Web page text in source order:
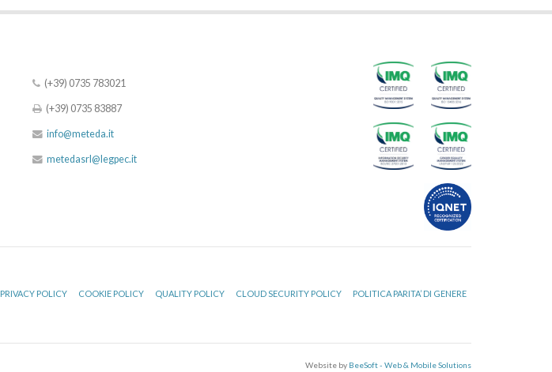
(+39) 0735 783021
(+39) 0735 83887
info@meteda.it
metedasrl@legpec.it
PRIVACY POLICY COOKIE POLICY QUALITY POLICY CLOUD SECURITY POLICY POLITICA PARITA’ DI GENERE
Website by BeeSoft - Web & Mobile Solutions